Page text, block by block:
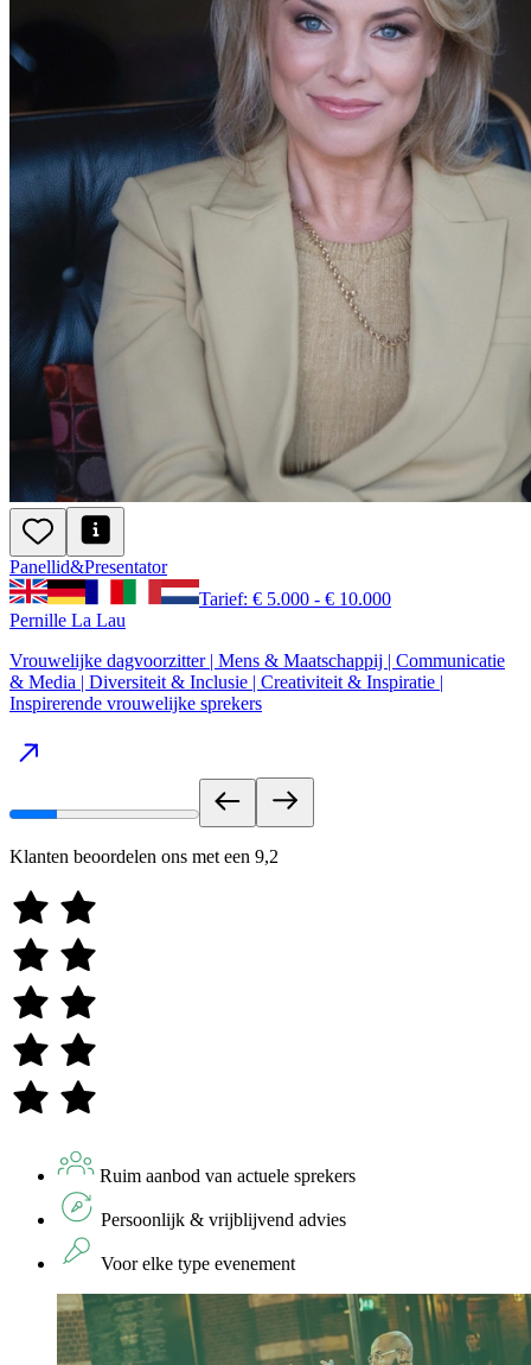
Panellid&Presentator
Tarief: € 5.000 - € 10.000
Pernille La Lau
Vrouwelijke dagvoorzitter | Mens & Maatschappij | Communicatie
& Media | Diversiteit & Inclusie | Creativiteit & Inspiratie |
Inspirerende vrouwelijke sprekers
Klanten beoordelen ons met een 9,2
Ruim aanbod van actuele sprekers
Persoonlijk & vrijblijvend advies
Voor elke type evenement